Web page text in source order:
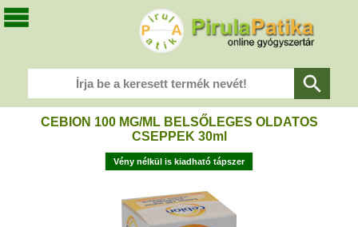
CEBION 100 MG/ML BELSŐLEGES OLDATOS
CSEPPEK 30ml
Vény nélkül is kiadható tápszer